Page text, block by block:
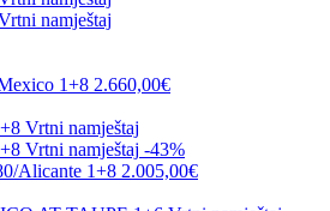
1+8 2.660,00€
-43%
Alicante 1+8 2.005,00€